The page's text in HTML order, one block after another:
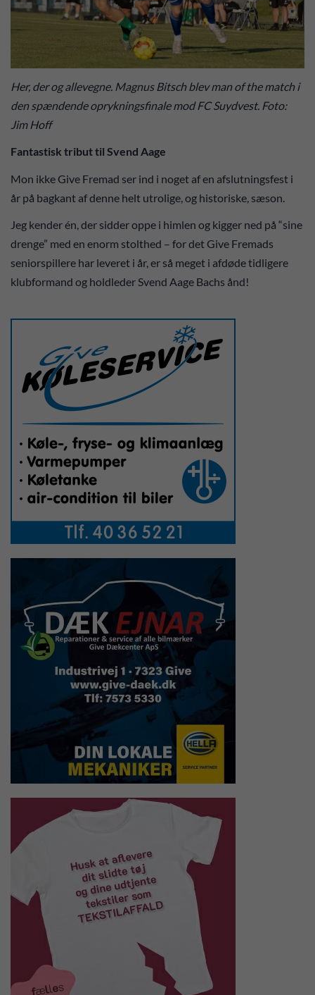
Her, der og allevegne. Magnus Bitsch blev man of the match i
den spændende oprykningsfinale mod FC Suydvest. Foto:
Jim Hoff
Fantastisk tribut til Svend Aage
Mon ikke Give Fremad ser ind i noget af en afslutningsfest i
år på bagkant af denne helt utrolige, og historiske, sæson.
Jeg kender én, der sidder oppe i himlen og kigger ned på “sine
drenge” med en enorm stolthed – for det Give Fremads
seniorspillere har leveret i år, er så meget i afdøde tidligere
klubformand og holdleder Svend Aage Bachs ånd!